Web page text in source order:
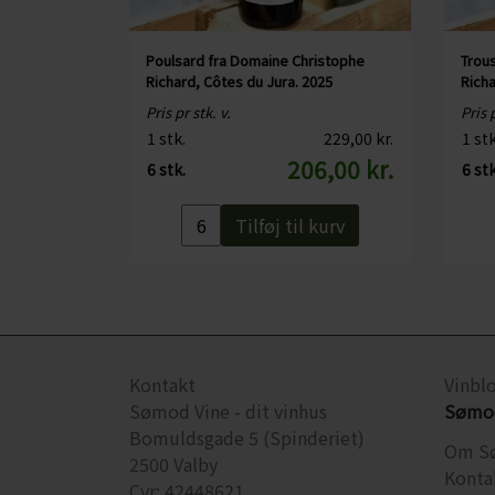
CHARDONNAY
MERLOT
PINOT NOIR
REFOSCO
RIESLING
SCHIOPPETINO
CHOKOLADE, LAKRIDS ETC
ØL
CIDER
TONICS OG VAND
PÅSKE
Poulsard fra Domaine Christophe
Richard, Côtes du Jura. 2025
Pris pr stk. v.
1 stk.
229,00 kr.
6 stk.
206,00 kr.
Tilføj til kurv
Pris
1
6
Kontakt
Sømod Vine - dit vinhus
Bomuldsgade 5 (Spinderiet)
2500 Valby
Om